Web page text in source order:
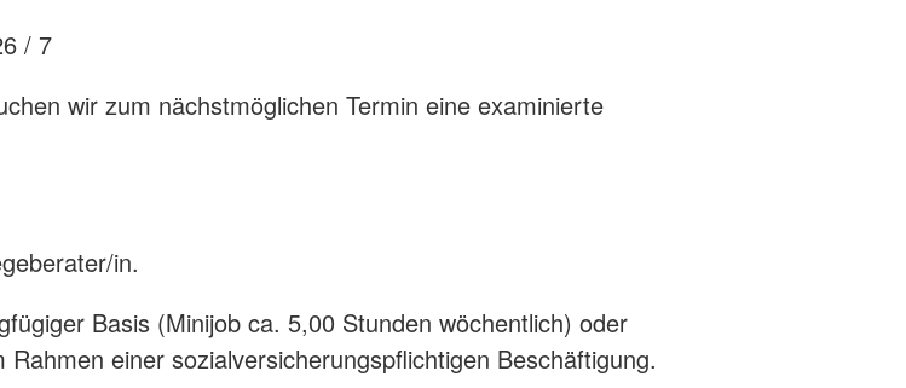
/ 7
wir zum nächstmöglichen Termin eine examinierte
in.
Basis (Minijob ca. 5,00 Stunden wöchentlich) oder
einer sozialversicherungspflichtigen Beschäftigung.